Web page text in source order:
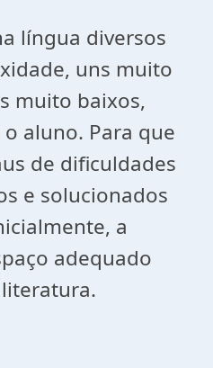
língua diversos
uns muito
muito baixos,
aluno. Para que
de dificuldades
e solucionados
a
adequado